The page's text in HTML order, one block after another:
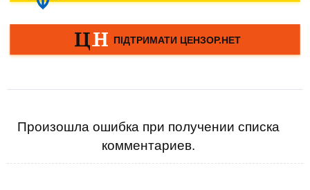
Произошла ошибка при получении списка
комментариев.